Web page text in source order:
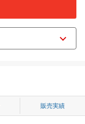
販売実績